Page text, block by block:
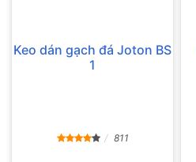
Keo dán gạch đá Joton BS
1
811